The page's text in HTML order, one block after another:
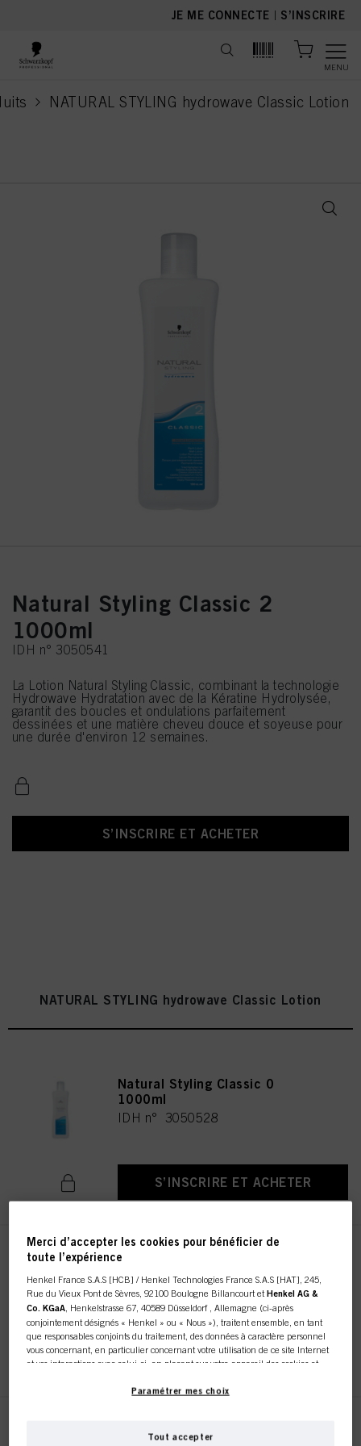
JE ME CONNECTE | S’INSCRIRE
MENU
NATURAL STYLING hydrowave Classic Lotion
current page
Natural Styling Classic 2
1000ml
IDH n° 3050541
La Lotion Natural Styling Classic, combinant la technologie
Hydrowave Hydratation avec de la Kératine Hydrolysée,
garantit des boucles et ondulations parfaitement
dessinées et une matière cheveu douce et soyeuse pour
une durée d'environ 12 semaines.
S’INSCRIRE ET ACHETER
NATURAL STYLING hydrowave Classic Lotion
Natural Styling Classic 0
1000ml
IDH n° 3050528
S’INSCRIRE ET ACHETER
Natural Styling Classic 1
IDH n° 3050530
S’INSCRIRE ET ACHETER
1000ml
Merci d’accepter les cookies pour bénéficier de
toute l’expérience
Henkel France S.A.S [HCB] / Henkel Technologies France S.A.S [HAT], 245,
Rue du Vieux Pont de Sèvres, 92100 Boulogne Billancourt etHenkel AG &
Co. KGaA , Henkelstrasse 67, 40589 Düsseldorf , Allemagne (ci-après
conjointement désignés « Henkel » ou « Nous »), traitent ensemble, en tant
que responsables conjoints du traitement, des données à caractère personnel
vous concernant, en particulier concernant votre utilisation de ce site Internet
et vos interactions avec celui-ci, en plaçant sur votre appareil des cookies et
utilisons pour stocker / accéder à d’autres informations comme décrit ci-dessous.
conjoints
du traitement des données comme indiqué à
Paramétrer mes choix
Tout accepter